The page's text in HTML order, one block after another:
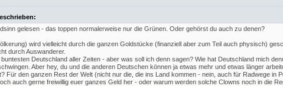
gelesen - das toppen normalerweise nur die Grünen. Oder gehörst du auch zu denen?
wird vielleicht durch die ganzen Goldstücke (finanziell aber zum Teil auch physisch)
durch Auswanderer.
Deutschland aller Zeiten - aber was soll ich denn sagen? Wie hat Deutschland mich
Aber hey, du und die anderen Deutschen können ja etwas mehr und etwas länger
Für den ganzen Rest der Welt (nicht nur die, die ins Land kommen - nein, auch für Radwege in
auch gerne freiwillig euer ganzes Geld her - oder warum werden solche Clowns noch in die